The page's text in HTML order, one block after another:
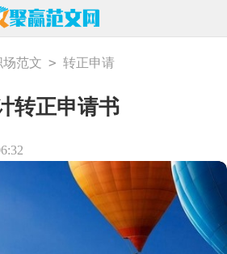
场范文 > 转正申请
转正申请书